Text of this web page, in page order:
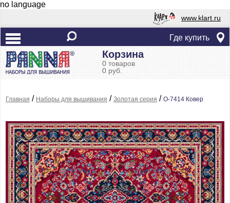
no language
www.klart.ru
Где купить
Корзина
0 товаров
0 руб.
Главная / Наборы для вышивания / Золотая серия / O-7414 Ковер